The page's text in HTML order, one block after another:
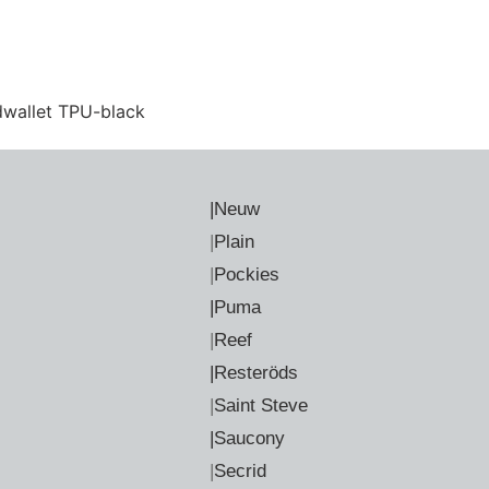
TPU-black
|Neuw
Plain
Pockies
|Puma
Reef
|Resteröds
Saint Steve
|Saucony
Secrid